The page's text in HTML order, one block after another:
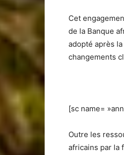
Cet
de la Banque
adopté après
changements
[sc name=
Outre les
africains par la